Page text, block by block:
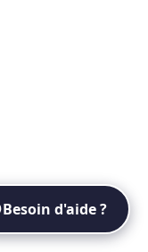
Besoin d'aide ?